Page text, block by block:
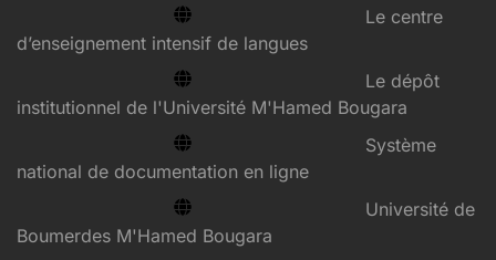
Le centre
d’enseignement intensif de langues
Le dépôt
institutionnel de l'Université M'Hamed Bougara
Système
national de documentation en ligne
Université de
Boumerdes M'Hamed Bougara